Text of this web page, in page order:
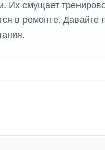
Их смущает
в ремонте.